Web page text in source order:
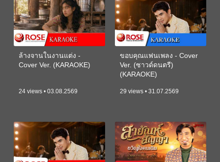
ล้างจานในงานแต่ง -
Cover Ver. (KARAOKE)
24 views • 03.08.2569
ขอบคุณแฟนเพลง - Cover
Ver. (ซาวด์ดนตรี)
(KARAOKE)
29 views • 31.07.2569